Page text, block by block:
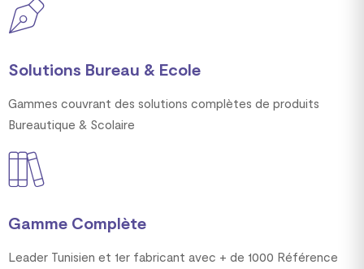
Solutions Bureau & Ecole
Gammes couvrant des solutions complètes de produits
Bureautique & Scolaire
Gamme Complète
Leader Tunisien et 1er fabricant avec + de 1000 Référence